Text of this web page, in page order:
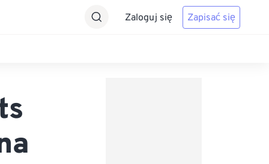
Zaloguj się Zapisać się